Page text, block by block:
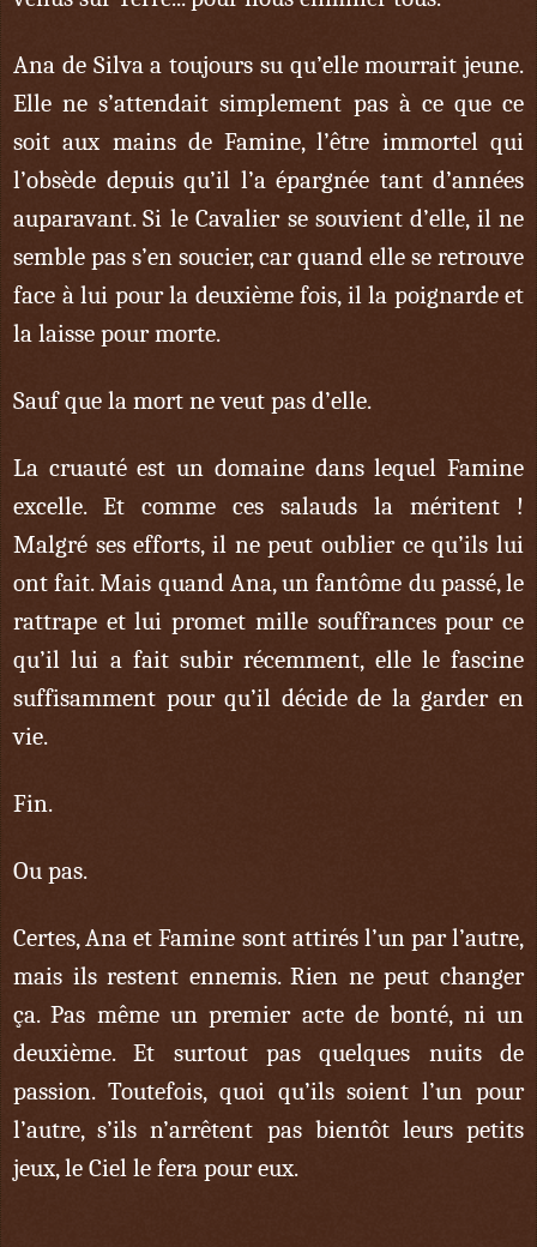
Ana de Silva a toujours su qu’elle mourrait jeune.
Elle ne s’attendait simplement pas à ce que ce
soit aux mains de Famine, l’être immortel qui
l’obsède depuis qu’il l’a épargnée tant d’années
auparavant. Si le Cavalier se souvient d’elle, il ne
semble pas s’en soucier, car quand elle se retrouve
face à lui pour la deuxième fois, il la poignarde et
la laisse pour morte.
Sauf que la mort ne veut pas d’elle.
La cruauté est un domaine dans lequel Famine
excelle. Et comme ces salauds la méritent !
Malgré ses efforts, il ne peut oublier ce qu’ils lui
ont fait. Mais quand Ana, un fantôme du passé, le
rattrape et lui promet mille souffrances pour ce
qu’il lui a fait subir récemment, elle le fascine
suffisamment pour qu’il décide de la garder en
vie.
Fin.
Ou pas.
Certes, Ana et Famine sont attirés l’un par l’autre,
mais ils restent ennemis. Rien ne peut changer
ça. Pas même un premier acte de bonté, ni un
deuxième. Et surtout pas quelques nuits de
passion. Toutefois, quoi qu’ils soient l’un pour
l’autre, s’ils n’arrêtent pas bientôt leurs petits
jeux, le Ciel le fera pour eux.